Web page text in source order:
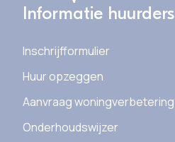
Informatie huurders
Inschrijfformulier
Huur opzeggen
Aanvraag woningverbetering
Onderhoudswijzer